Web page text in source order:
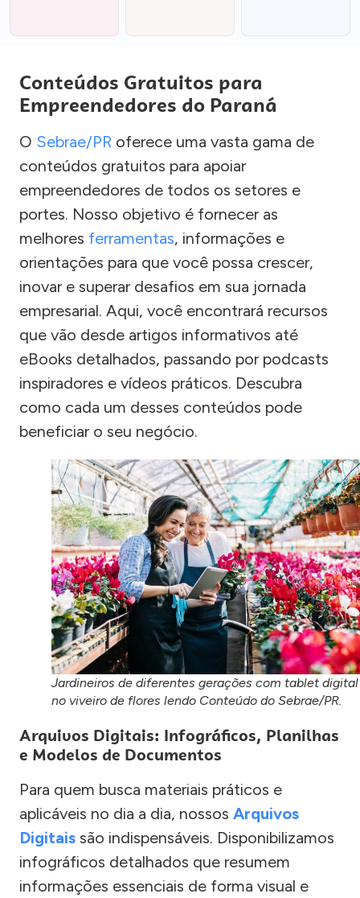
Conteúdos Gratuitos para
Empreendedores do Paraná
O Sebrae/PR oferece uma vasta gama de
conteúdos gratuitos para apoiar
empreendedores de todos os setores e
portes. Nosso objetivo é fornecer as
melhores ferramentas, informações e
orientações para que você possa crescer,
inovar e superar desafios em sua jornada
empresarial. Aqui, você encontrará recursos
que vão desde artigos informativos até
eBooks detalhados, passando por podcasts
inspiradores e vídeos práticos. Descubra
como cada um desses conteúdos pode
beneficiar o seu negócio.
Jardineiros de diferentes gerações com tablet digital
no viveiro de flores lendo Conteúdo do Sebrae/PR.
Arquivos Digitais: Infográficos, Planilhas
e Modelos de Documentos
Para quem busca materiais práticos e
aplicáveis no dia a dia, nossos Arquivos
Digitais são indispensáveis. Disponibilizamos
infográficos detalhados que resumem
informações essenciais de forma visual e